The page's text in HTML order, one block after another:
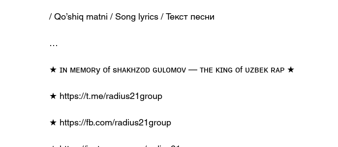
/ Qo’shiq matni / Song lyrics / Текст песни
…
★ ɪɴ ᴍᴇᴍᴏʀy ᴏf sʜᴀᴋʜᴢᴏᴅ ɢᴜʟᴏᴍᴏᴠ — ᴛʜᴇ ᴋɪɴɢ ᴏf ᴜᴢʙᴇᴋ ʀᴀᴩ ★
★ https://t.me/radius21group
★ https://fb.com/radius21group